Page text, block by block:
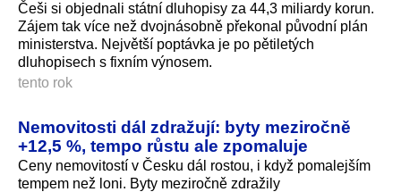
Češi si objednali státní dluhopisy za 44,3 miliardy ko­run.
Zájem tak více než dvojnásobně překonal původní plán
ministerstva. Největší poptávka je po pětiletých
dluhopisech s fixním výnosem.
tento rok
Nemovitosti dál zdražují: byty meziročně
+12,5 %, tempo růstu ale zpomaluje
Ceny nemovitostí v Česku dál rostou, i když pomalejším
tempem než loni. Byty meziročně zdražily